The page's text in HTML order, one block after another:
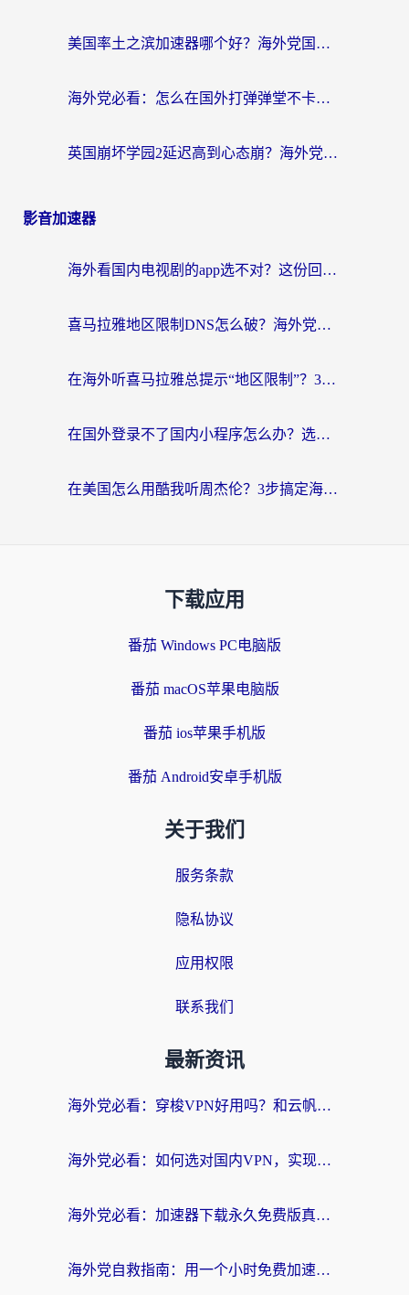
美国率土之滨加速器哪个好？海外党国服游戏畅玩终极指南（附多游戏解决方案）
海外党必看：怎么在国外打弹弹堂不卡？番茄加速器亲测指南
英国崩坏学园2延迟高到心态崩？海外党国服游戏加速终极指南
影音加速器
海外看国内电视剧的app选不对？这份回国加速器避坑指南帮你流畅追剧
喜马拉雅地区限制DNS怎么破？海外党听国内音乐听书的终极解决方案
在海外听喜马拉雅总提示“地区限制”？3步轻松解除+听国内音乐全攻略
在国外登录不了国内小程序怎么办？选对回国加速器，轻松解锁国内资源
在美国怎么用酷我听周杰伦？3步搞定海外听歌难题
下载应用
番茄 Windows PC电脑版
番茄 macOS苹果电脑版
番茄 ios苹果手机版
番茄 Android安卓手机版
关于我们
服务条款
隐私协议
应用权限
联系我们
最新资讯
海外党必看：穿梭VPN好用吗？和云帆VPN对比哪个回国效果更好？附真实测评+避坑指南
海外党必看：如何选对国内VPN，实现无缝访问国内资源？
海外党必看：加速器下载永久免费版真的存在吗？教你无缝访问国内资源的正确姿势
海外党自救指南：用一个小时免费加速器，轻松打破国内资源访问壁垒？